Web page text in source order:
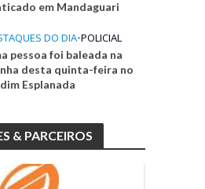
em Mandaguari
DO DIA•POLICIAL
pessoa foi baleada na
desta quinta-feira no
Esplanada
& PARCEIROS